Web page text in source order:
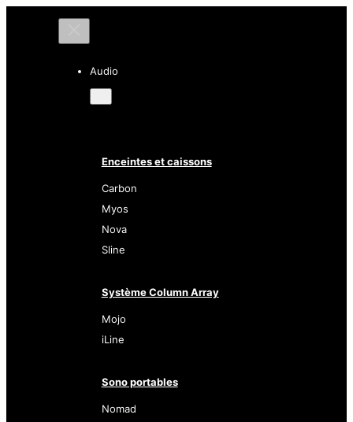
Audio
Enceintes et caissons
Carbon
Myos
Nova
Sline
Système Column Array
Mojo
iLine
Sono portables
Nomad